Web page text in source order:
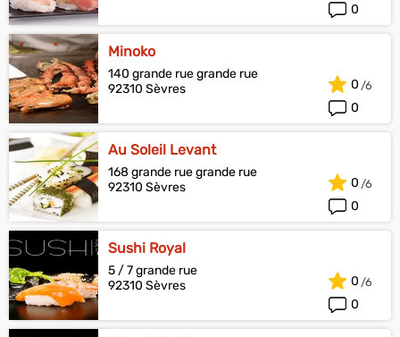
0
Minoko
140 grande rue grande rue
92310 Sèvres
0
0
Au Soleil Levant
168 grande rue grande rue
92310 Sèvres
0
0
Sushi Royal
5 / 7 grande rue
92310 Sèvres
0
0